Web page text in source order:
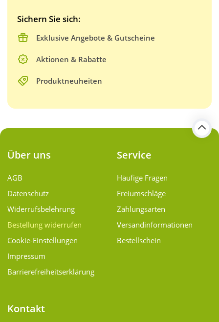
Sichern Sie sich:
Exklusive Angebote & Gutscheine
Aktionen & Rabatte
Produktneuheiten
Über uns
AGB
Datenschutz
Widerrufsbelehrung
Bestellung widerrufen
Cookie-Einstellungen
Impressum
Barrierefreiheitserklärung
Service
Häufige Fragen
Freiumschläge
Zahlungsarten
Versand­informationen
Bestellschein
Kontakt